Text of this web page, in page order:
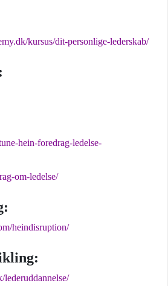
kursus/dit-personlige-lederskab/
hein-foredrag-ledelse-
om-ledelse/
heindisruption/
lederuddannelse/